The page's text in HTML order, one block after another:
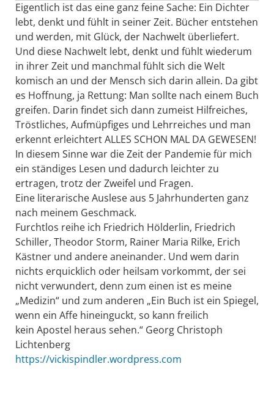
Eigentlich ist das eine ganz feine Sache: Ein Dichter
lebt, denkt und fühlt in seiner Zeit. Bücher entstehen
und werden, mit Glück, der Nachwelt überliefert.
Und diese Nachwelt lebt, denkt und fühlt wiederum
in ihrer Zeit und manchmal fühlt sich die Welt
komisch an und der Mensch sich darin allein. Da gibt
es Hoffnung, ja Rettung: Man sollte nach einem Buch
greifen. Darin findet sich dann zumeist Hilfreiches,
Tröstliches, Aufmüpfiges und Lehrreiches und man
erkennt erleichtert ALLES SCHON MAL DA GEWESEN!
In diesem Sinne war die Zeit der Pandemie für mich
ein ständiges Lesen und dadurch leichter zu
ertragen, trotz der Zweifel und Fragen.
Eine literarische Auslese aus 5 Jahrhunderten ganz
nach meinem Geschmack.
Furchtlos reihe ich Friedrich Hölderlin, Friedrich
Schiller, Theodor Storm, Rainer Maria Rilke, Erich
Kästner und andere aneinander. Und wem darin
nichts erquicklich oder heilsam vorkommt, der sei
nicht verwundert, denn zum einen ist es meine
„Medizin“ und zum anderen „Ein Buch ist ein Spiegel,
wenn ein Affe hineinguckt, so kann freilich
kein Apostel heraus sehen.“ Georg Christoph
Lichtenberg
https://vickispindler.wordpress.com